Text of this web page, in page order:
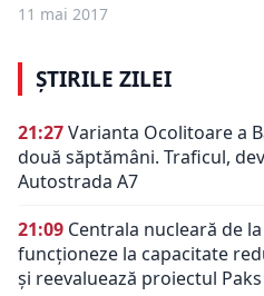
11 mai 2017
ȘTIRILE ZILEI
21:27Varianta Ocolitoare a
două săptămâni. Traficul,
Autostrada A7
21:09 Centrala nucleară de
funcționeze la capacitate
și reevaluează proiectul